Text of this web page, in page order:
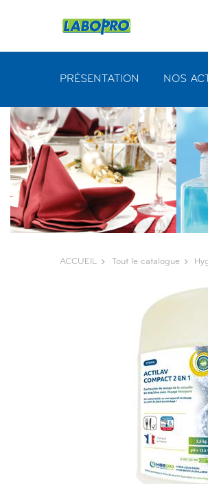
PRÉSENTATION NOS
ACCUEIL Tout le catalogue